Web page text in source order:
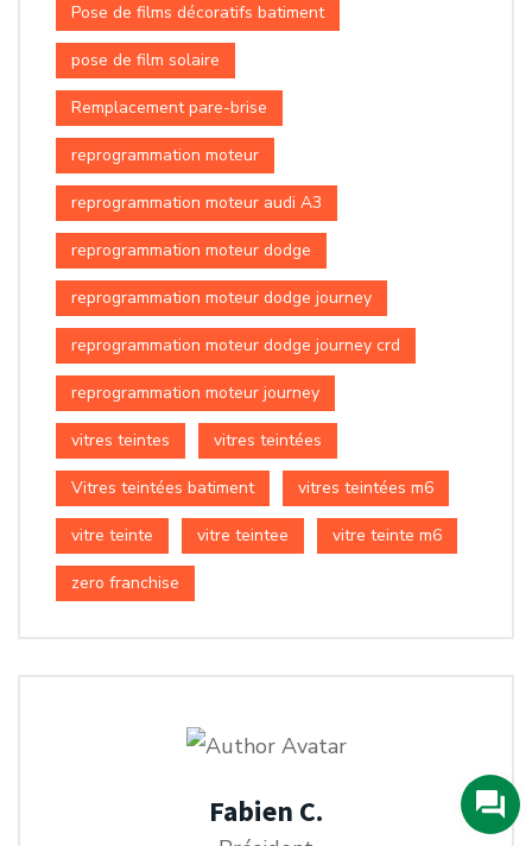
Pose de films décoratifs batiment
pose de film solaire
Remplacement pare-brise
reprogrammation moteur
reprogrammation moteur audi A3
reprogrammation moteur dodge
reprogrammation moteur dodge journey
reprogrammation moteur dodge journey crd
reprogrammation moteur journey
vitres teintes vitres teintées
Vitres teintées batiment vitres teintées m6
vitre teinte vitre teintee vitre teinte m6
zero franchise
Fabien C.